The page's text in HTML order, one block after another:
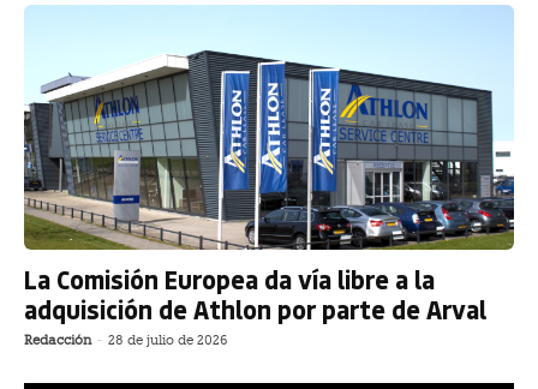
La Comisión Europea da vía libre a la
adquisición de Athlon por parte de Arval
Redacción - 28 de julio de 2026